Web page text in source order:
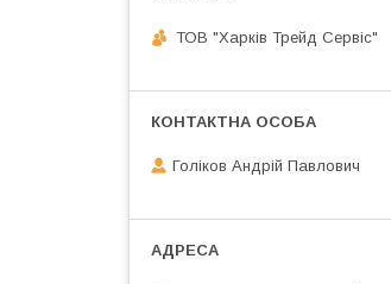
ТОВ "Харків Трейд Сервіс"
Голіков Андрій Павлович